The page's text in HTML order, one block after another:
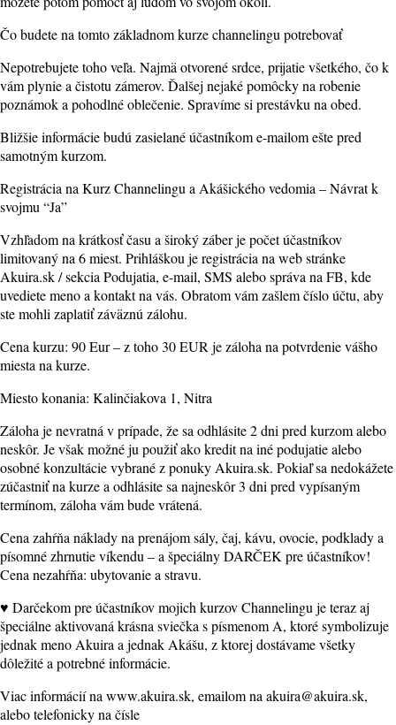
Čo budete na tomto základnom kurze channelingu potrebovať
Nepotrebujete toho veľa. Najmä otvorené srdce, prijatie všetkého, čo k
vám plynie a čistotu zámerov. Ďalšej nejaké pomôcky na robenie
poznámok a pohodlné oblečenie. Spravíme si prestávku na obed.
Bližšie informácie budú zasielané účastníkom e-mailom ešte pred
samotným kurzom.
Registrácia na Kurz Channelingu a Akášického vedomia – Návrat k
svojmu “Ja”
Vzhľadom na krátkosť času a široký záber je počet účastníkov
limitovaný na 6 miest. Prihláškou je registrácia na web stránke
Akuira.sk / sekcia Podujatia, e-mail, SMS alebo správa na FB, kde
uvediete meno a kontakt na vás. Obratom vám zašlem číslo účtu, aby
ste mohli zaplatiť záväznú zálohu.
Cena kurzu: 90 Eur – z toho 30 EUR je záloha na potvrdenie vášho
miesta na kurze.
Miesto konania: Kalinčiakova 1, Nitra
Záloha je nevratná v prípade, že sa odhlásite 2 dni pred kurzom alebo
neskôr. Je však možné ju použiť ako kredit na iné podujatie alebo
osobné konzultácie vybrané z ponuky Akuira.sk. Pokiaľ sa nedokážete
zúčastniť na kurze a odhlásite sa najneskôr 3 dni pred vypísaným
termínom, záloha vám bude vrátená.
Cena zahŕňa náklady na prenájom sály, čaj, kávu, ovocie, podklady a
písomné zhrnutie víkendu – a špeciálny DARČEK pre účastníkov!
Cena nezahŕňa: ubytovanie a stravu.
♥ Darčekom pre účastníkov mojich kurzov Channelingu je teraz aj
špeciálne aktivovaná krásna sviečka s písmenom A, ktoré symbolizuje
jednak meno Akuira a jednak Akášu, z ktorej dostávame všetky
dôležité a potrebné informácie.
Viac informácií na www.akuira.sk, emailom na akuira@akuira.sk,
alebo telefonicky na čísle